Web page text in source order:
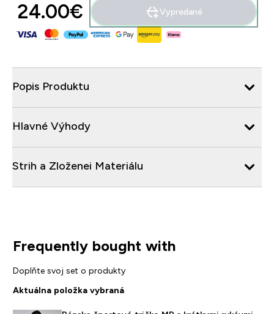
24.00€‎ Vypredané
Popis Produktu
Hlavné Výhody
Strih a Zloženei Materiálu
Frequently bought with
Doplňte svoj set o produkty
Aktuálna položka vybraná